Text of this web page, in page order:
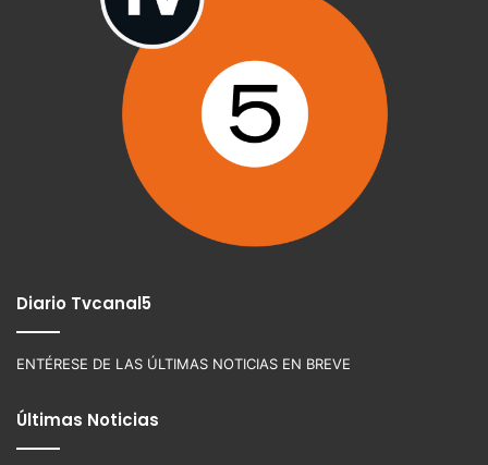
Diario Tvcanal5
ENTÉRESE DE LAS ÚLTIMAS NOTICIAS EN BREVE
Últimas Noticias